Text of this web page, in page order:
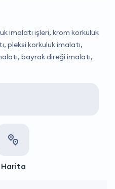
imalatı işleri, krom korkuluk
pleksi korkuluk imalatı,
bayrak direği imalatı,
Harita